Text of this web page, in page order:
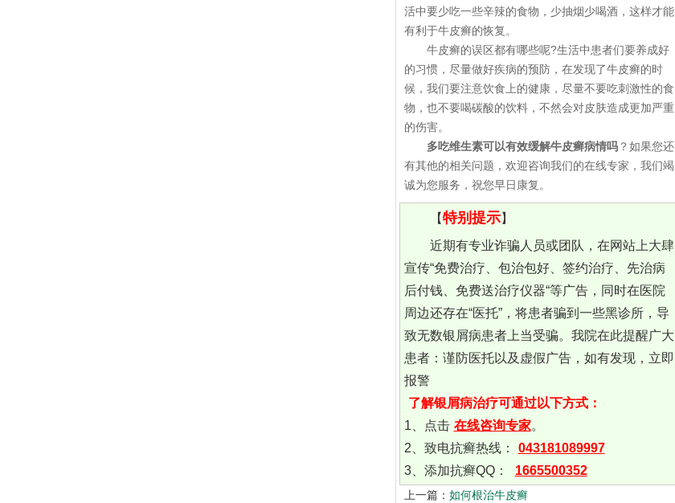
活中要少吃一些辛辣的食物，少抽烟少喝酒，这样才能
有利于牛皮癣的恢复。
牛皮癣的误区都有哪些呢?生活中患者们要养成好
的习惯，尽量做好疾病的预防，在发现了牛皮癣的时
候，我们要注意饮食上的健康，尽量不要吃刺激性的食
物，也不要喝碳酸的饮料，不然会对皮肤造成更加严重
的伤害。
多吃维生素可以有效缓解牛皮癣病情吗 ？如果您还
有其他的相关问题，欢迎咨询我们的在线专家，我们竭
诚为您服务，祝您早日康复。
【特别提示】
近期有专业诈骗人员或团队，在网站上大肆
宣传“免费治疗、包治包好、签约治疗、先治病
后付钱、免费送治疗仪器“等广告，同时在医院
周边还存在“医托”，将患者骗到一些黑诊所，导
致无数银屑病患者上当受骗。我院在此提醒广大
患者：谨防医托以及虚假广告，如有发现，立即
报警
了解银屑病治疗可通过以下方式：
1、点击 在线咨询专家。
2、致电抗癣热线：
043181089997
3、添加抗癣QQ：
1665500352
上一篇： 如何根治牛皮癣